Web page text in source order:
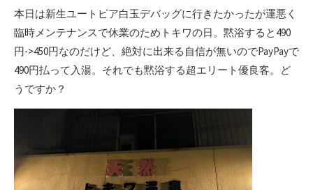
本日は新生ユートピア白玉デバッグに行きたかったが運悪く
臨時メンテナンスで休業のためトキワの日。黙浴すると490
円->450円なのだけど、絶対に出来る自信が無いのでPayPayで
490円払って入湯。それでも黙浴する超エリート優良客。ど
うですか？